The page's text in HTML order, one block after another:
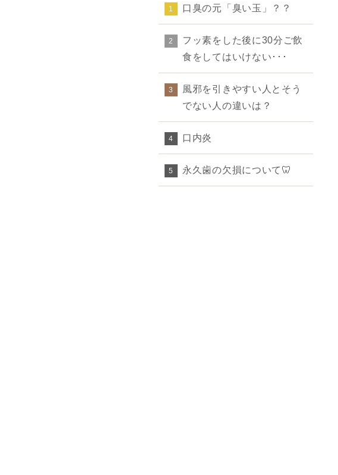
1 口臭の元「臭い玉」？？
2
フッ素をした後に30分ご飲
食をしてはいけない･･･
3
風邪を引きやすい人とそう
でない人の違いは？
4 口内炎
5 永久歯の欠損について🦷